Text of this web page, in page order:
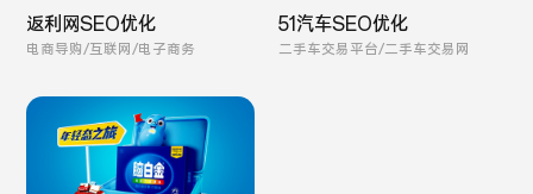
返利网SEO优化
电商导购/互联网/电子商务
51汽车SEO优化
二手车交易平台/二手车交易网